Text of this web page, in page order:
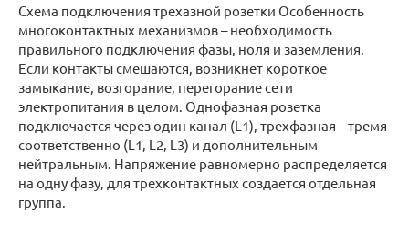
Схема подключения трехазной розетки Особенность
многоконтактных механизмов – необходимость
правильного подключения фазы, ноля и заземления.
Если контакты смешаются, возникнет короткое
замыкание, возгорание, перегорание сети
электропитания в целом. Однофазная розетка
подключается через один канал (L1), трехфазная – тремя
соответственно (L1, L2, L3) и дополнительным
нейтральным. Напряжение равномерно распределяется
на одну фазу, для трехконтактных создается отдельная
группа.